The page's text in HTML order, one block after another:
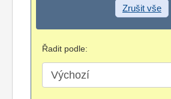
Zrušit vše
Řadit podle: